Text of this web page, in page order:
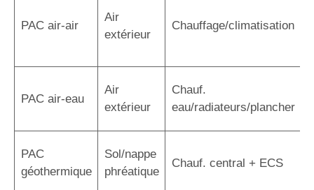
PAC air-air
Air
extérieur
Chauffage/climatisation
PAC air-eau
Air
extérieur
Chauf.
eau/radiateurs/plancher
PAC
géothermique
Sol/nappe
phréatique
Chauf. central + ECS